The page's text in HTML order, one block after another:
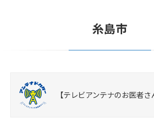
糸島市
【テレビアンテナのお医者